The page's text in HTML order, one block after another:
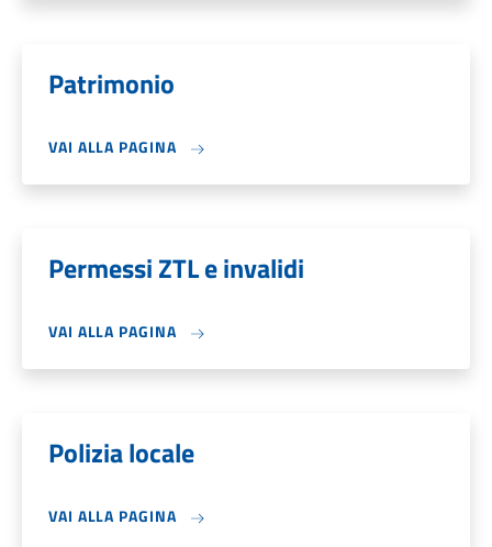
Patrimonio
VAI ALLA PAGINA
Permessi ZTL e invalidi
VAI ALLA PAGINA
Polizia locale
VAI ALLA PAGINA